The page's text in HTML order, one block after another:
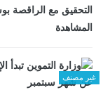
التحقيق مع الراقصة
المشاهدة
غير مصنف